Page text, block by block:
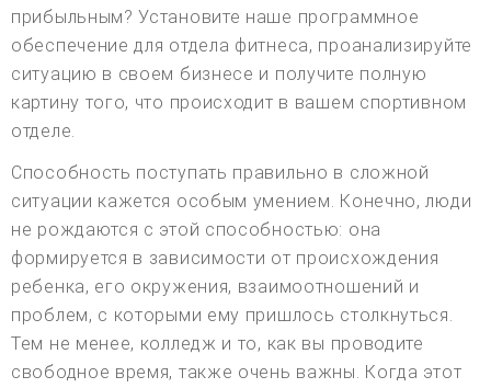
прибыльным? Установите наше программное
обеспечение для отдела фитнеса, проанализируйте
ситуацию в своем бизнесе и получите полную
картину того, что происходит в вашем спортивном
отделе.
Способность поступать правильно в сложной
ситуации кажется особым умением. Конечно, люди
не рождаются с этой способностью: она
формируется в зависимости от происхождения
ребенка, его окружения, взаимоотношений и
проблем, с которыми ему пришлось столкнуться.
Тем не менее, колледж и то, как вы проводите
свободное время, также очень важны. Когда этот